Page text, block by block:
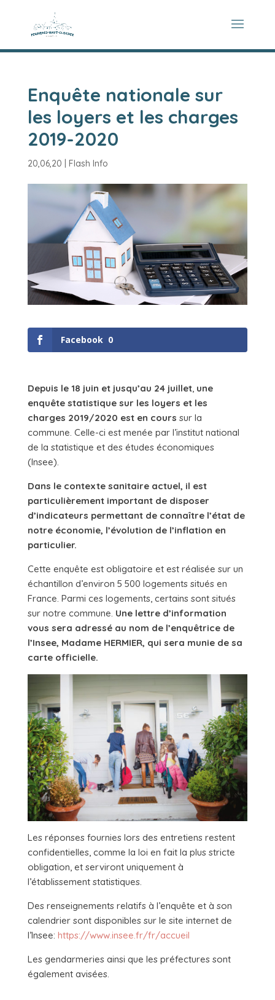
Enquête nationale sur
les loyers et les charges
2019-2020
20,06,20 Flash Info
Facebook 0
Depuis le 18 juin et jusqu’au 24 juillet, une
enquête statistique sur les loyers et les
charges 2019/2020 est en cours sur la
commune. Celle-ci est menée par l’institut national
de la statistique et des études économiques
(Insee).
Dans le contexte sanitaire actuel, il est
particulièrement important de disposer
d’indicateurs permettant de connaître l’état de
notre économie, l’évolution de l’inflation en
particulier.
Cette enquête est obligatoire et est réalisée sur un
échantillon d’environ 5 500 logements situés en
France. Parmi ces logements, certains sont situés
sur notre commune. Une lettre d’information
vous sera adressé au nom de l’enquêtrice de
l’Insee, Madame HERMIER, qui sera munie de sa
carte officielle.
Les réponses fournies lors des entretiens restent
confidentielles, comme la loi en fait la plus stricte
obligation, et serviront uniquement à
l’établissement statistiques.
Des renseignements relatifs à l’enquête et à son
calendrier sont disponibles sur le site internet de
l’Insee: https://www.insee.fr/fr/accueil
Les gendarmeries ainsi que les préfectures sont
également avisées.